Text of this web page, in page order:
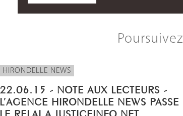
HIRONDELLE NEWS
22.06.15 - NOTE AUX LECTEURS -
L’AGENCE HIRONDELLE NEWS PASSE
LE RELAI A JUSTICEINFO.NET